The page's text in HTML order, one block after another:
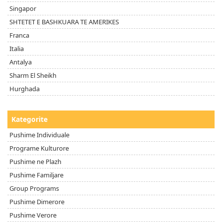
Singapor
SHTETET E BASHKUARA TE AMERIKES
Franca
Italia
Antalya
Sharm El Sheikh
Hurghada
Kategorite
Pushime Individuale
Programe Kulturore
Pushime ne Plazh
Pushime Familjare
Group Programs
Pushime Dimerore
Pushime Verore